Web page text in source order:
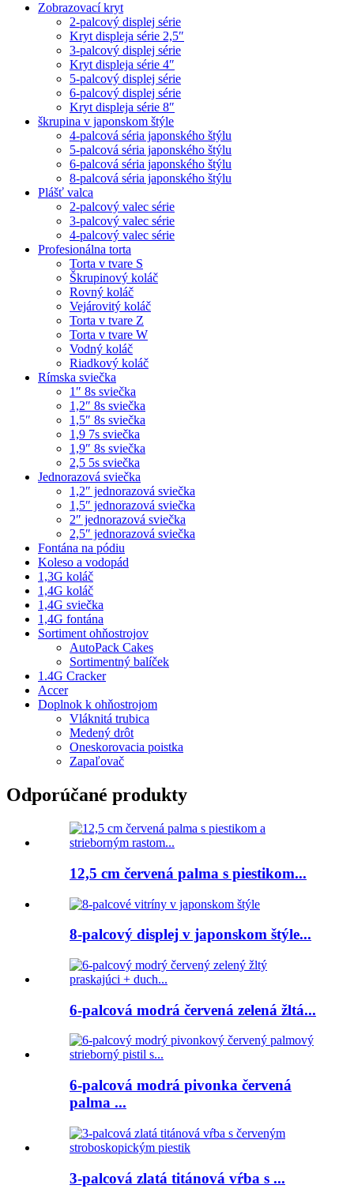
Zobrazovací kryt
2-palcový displej série
Kryt displeja série 2,5″
3-palcový displej série
Kryt displeja série 4″
5-palcový displej série
6-palcový displej série
Kryt displeja série 8″
škrupina v japonskom štýle
4-palcová séria japonského štýlu
5-palcová séria japonského štýlu
6-palcová séria japonského štýlu
8-palcová séria japonského štýlu
Plášť valca
2-palcový valec série
3-palcový valec série
4-palcový valec série
Profesionálna torta
Torta v tvare S
Škrupinový koláč
Rovný koláč
Vejárovitý koláč
Torta v tvare Z
Torta v tvare W
Vodný koláč
Riadkový koláč
Rímska sviečka
1″ 8s sviečka
1,2″ 8s sviečka
1,5″ 8s sviečka
1,9 7s sviečka
1,9″ 8s sviečka
2,5 5s sviečka
Jednorazová sviečka
1,2″ jednorazová sviečka
1,5″ jednorazová sviečka
2″ jednorazová sviečka
2,5″ jednorazová sviečka
Fontána na pódiu
Koleso a vodopád
1,3G koláč
1,4G koláč
1,4G sviečka
1,4G fontána
Sortiment ohňostrojov
AutoPack Cakes
Sortimentný balíček
1.4G Cracker
Accer
Doplnok k ohňostrojom
Vláknitá trubica
Medený drôt
Oneskorovacia poistka
Zapaľovač
Odporúčané produkty
12,5 cm červená palma s piestikom...
8-palcový displej v japonskom štýle...
6-palcová modrá červená zelená žltá...
6-palcová modrá pivonka červená
palma ...
3-palcová zlatá titánová vŕba s ...